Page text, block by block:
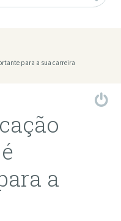
para a sua carreira
a